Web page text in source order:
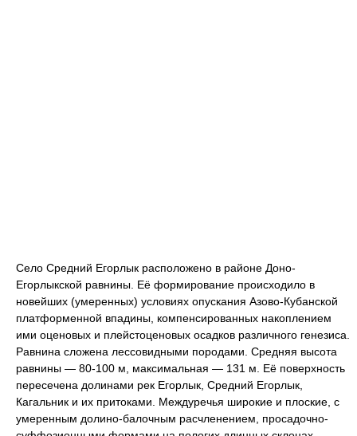
Село Средний Егорлык расположено в районе Доно-
Егорлыкской равнины. Её формирование происходило в
новейших (умеренных) условиях опускания Азово-Кубанской
платформенной впадины, компенсированных накоплением
ими оценовых и плейстоценовых осадков различного генезиса.
Равнина сложена лессовидными породами. Средняя высота
равнины — 80-100 м, максимальная — 131 м. Её поверхность
пересечена долинами рек Егорлык, Средний Егорлык,
Кагальник и их притоками. Междуречья широкие и плоские, с
умеренным долино-балочным расчленением, просадочно-